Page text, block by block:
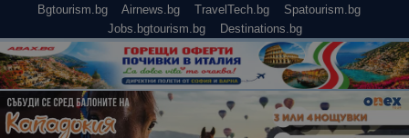
Bgtourism.bg Airnews.bg TravelTech.bg
Spatourism.bg
Jobs.bgtourism.bg
Destinations.bg